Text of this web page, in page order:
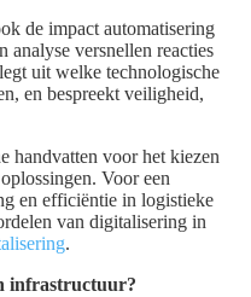
de impact automatisering
analyse versnellen reacties
uit welke technologische
en bespreekt veiligheid,
handvatten voor het kiezen
Voor een
en efficiëntie in logistieke
van digitalisering in
.
infrastructuur?